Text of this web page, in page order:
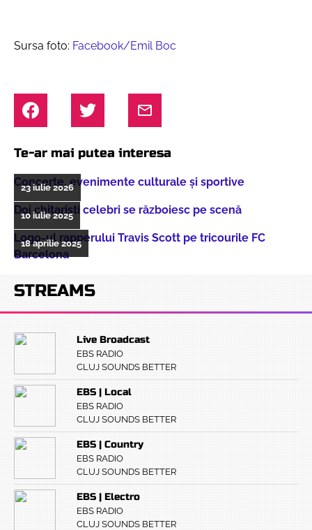
Sursa foto: Facebook/Emil Boc
Te-ar mai putea interesa
Concerte, evenimente culturale şi sportive
23 iulie 2026
Doi chitarişti celebri se războiesc pe scenă
10 iulie 2025
Logo-ul rapperului Travis Scott pe tricourile FC
Barcelona
18 aprilie 2025
STREAMS
Live Broadcast
EBS RADIO
CLUJ SOUNDS BETTER
EBS | Local
EBS RADIO
CLUJ SOUNDS BETTER
EBS | Country
EBS RADIO
CLUJ SOUNDS BETTER
EBS | Electro
EBS RADIO
CLUJ SOUNDS BETTER